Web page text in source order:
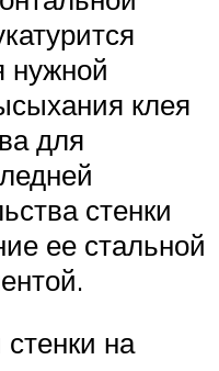
нужной
клея
для
стенки
ее стальной
на